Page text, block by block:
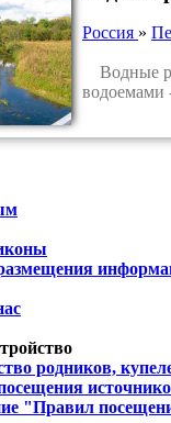
Россия »
Водные
водоемами
родников,
"Правил